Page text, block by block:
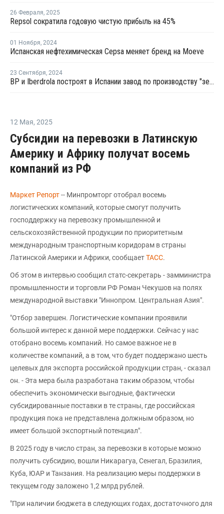
26 Февраля, 2025
Repsol сократила годовую чистую прибыль на 45%
01 Ноября, 2024
Испанская нефтехимическая Cepsa меняет бренд на Moeve
23 Сентября, 2024
BP и Iberdrola построят в Испании завод по производству "зеленого" водорода
12 Мая, 2025
Субсидии на перевозки в Латинскую
Америку и Африку получат восемь
компаний из РФ
Маркет Репорт-- Минпромторг отобрал восемь
логистических компаний, которые смогут получить
господдержку на перевозку промышленной и
сельскохозяйственной продукции по приоритетным
международным транспортным коридорам в страны
Латинской Америки и Африки, сообщаетТАСС.
Об этом в интервью сообщил статс-секретарь - замминистра
промышленности и торговли РФ Роман Чекушов на полях
международной выставки "Иннопром. Центральная Азия".
"Отбор завершен. Логистические компании проявили
большой интерес к данной мере поддержки. Сейчас у нас
отобрано восемь компаний. Но самое важное не в
количестве компаний, а в том, что будет поддержано шесть
целевых для экспорта российской продукции стран, - сказал
он. - Эта мера была разработана таким образом, чтобы
обеспечить экономически выгодные, фактически
субсидированные поставки в те страны, где российская
продукция пока не представлена должным образом, но
имеет большой экспортный потенциал".
В 2025 году в число стран, за перевозки в которые можно
получить субсидию, вошли Никарагуа, Сенегал, Бразилия,
Куба, ЮАР и Танзания. На реализацию меры поддержки в
текущем году заложено 1,2 млрд рублей.
"При наличии бюджета в следующих годах, достаточного для